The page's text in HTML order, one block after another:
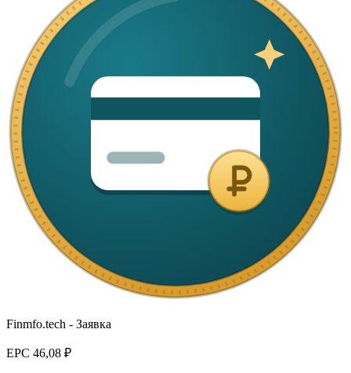
Finmfo.tech - Заявка
EPC 46,08 ₽